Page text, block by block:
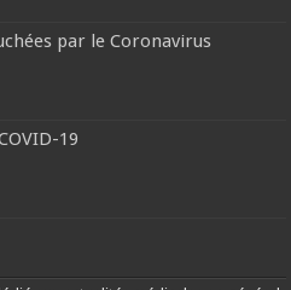
par le Coronavirus
19